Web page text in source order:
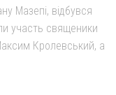
Мазепі, відбувся
участь священики
Кролевський, а